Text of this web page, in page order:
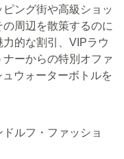
ング街や高級ショッ
周辺を散策するのに
的な割引、VIPラウ
ーからの特別オファ
ウォーターボトルを
ルフ・ファッショ